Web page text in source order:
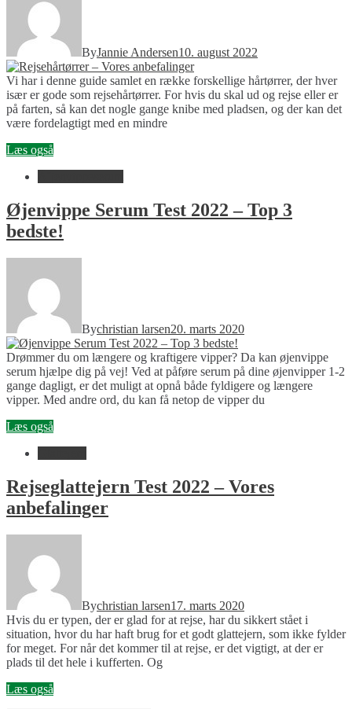
ByJannie Andersen10. august 2022
Vi har i denne guide samlet en række forskellige hårtørrer, der hver
især er gode som rejsehårtørrer. For hvis du skal ud og rejse eller er
på farten, så kan det nogle gange knibe med pladsen, og der kan det
være fordelagtigt med en mindre
Læs også
Øjenvippe Serum Test 2022 – Top 3
bedste!
Bychristian larsen20. marts 2020
Drømmer du om længere og kraftigere vipper? Da kan øjenvippe
serum hjælpe dig på vej! Ved at påføre serum på dine øjenvipper 1-2
gange dagligt, er det muligt at opnå både fyldigere og længere
vipper. Med andre ord, du kan få netop de vipper du
Læs også
Rejseglattejern Test 2022 – Vores
anbefalinger
Bychristian larsen17. marts 2020
Hvis du er typen, der er glad for at rejse, har du sikkert stået i
situation, hvor du har haft brug for et godt glattejern, som ikke fylder
for meget. For når det kommer til at rejse, er det vigtigt, at der er
plads til det hele i kufferten. Og
Læs også